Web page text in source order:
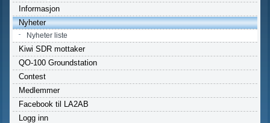
Informasjon
Nyheter
Nyheter liste
Kiwi SDR mottaker
QO-100 Groundstation
Contest
Medlemmer
Facebook til LA2AB
Logg inn